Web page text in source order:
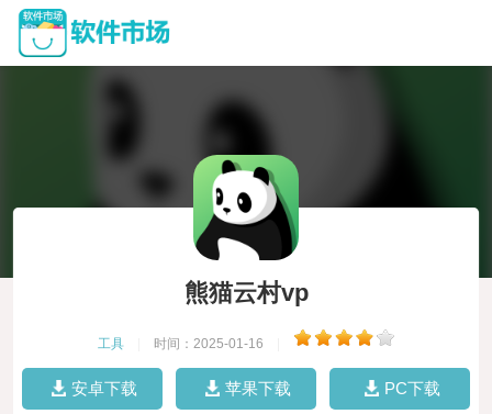
熊猫云村vp
工具 时间：2025-01-16
安卓下载 苹果下载 PC下载